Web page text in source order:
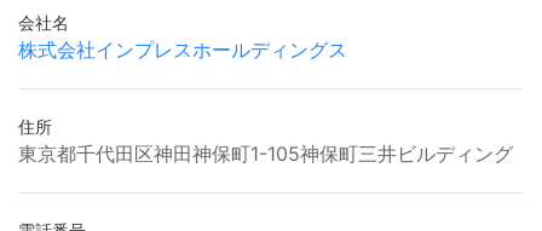
会社名
株式会社インプレスホールディングス
住所
東京都千代田区神田神保町1-105神保町三井ビルディング